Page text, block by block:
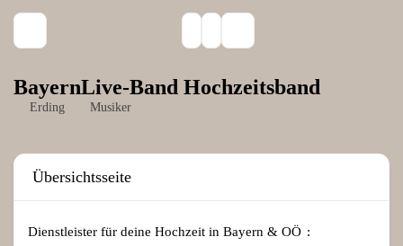
BayernLive-Band Hochzeitsband
Erding Musiker
Übersichtsseite
Dienstleister für deine Hochzeit in Bayern & OÖ